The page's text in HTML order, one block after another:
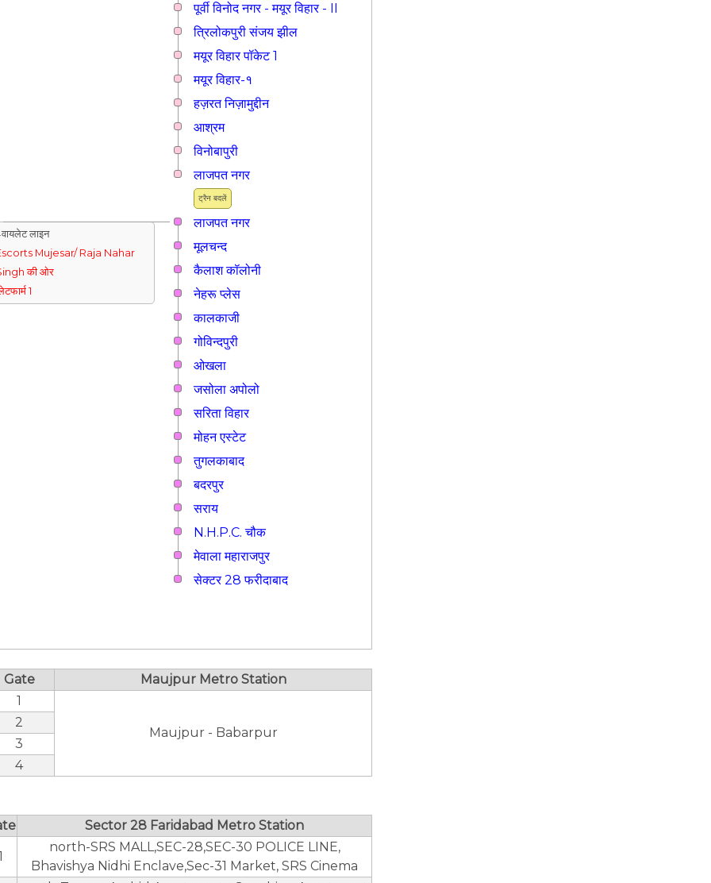
पूर्वी विनोद नगर - मयूर विहार - II
त्रिलोकपुरी संजय झील
मयूर विहार पॉकेट 1
मयूर विहार-१
हज़रत निज़ामुद्दीन
आश्रम
विनोबापुरी
ट्रैन बदलें
लाजपत नगर
लाजपत नगर
लाइन
Mujesar/ Raja Nahar
की ओर
1
मूलचन्द
कैलाश कॉलोनी
नेहरू प्लेस
कालकाजी
गोविन्दपुरी
ओखला
जसोला अपोलो
सरिता विहार
मोहन एस्टेट
तुगलकाबाद
बदरपुर
सराय
N.H.P.C. चौक
मेवाला महाराजपुर
सेक्टर 28 फरीदाबाद
Gate
Maujpur Metro Station
1
Maujpur - Babarpur
2
3
4
Sector 28 Faridabad Metro Station
north-SRS MALL,SEC-28,SEC-30 POLICE LINE,
Bhavishya Nidhi Enclave,Sec-31 Market, SRS Cinema